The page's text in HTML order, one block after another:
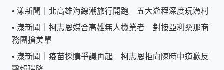
• 漾新聞｜北高雄海線潮旅行開跑 五大遊程深度玩漁村
• 漾新聞｜柯志恩媒合高雄無人機業者 對接亞利桑那商
務團搶美單
• 漾新聞｜疫苗採購爭議再起 柯志恩拒向陳時中道歉反